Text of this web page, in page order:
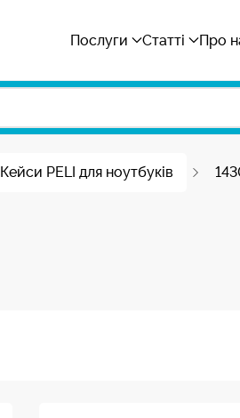
Послуги Статті Про
Кейси PELI для ноутбуків